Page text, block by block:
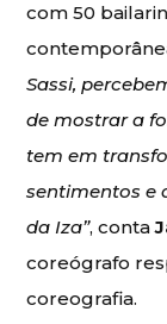
com 50
Sassi,
de mostrar a
tem em
sentimentos e
da Iza”, conta
coreógrafo
coreografia.